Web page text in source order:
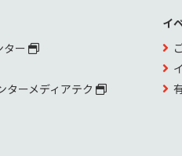
ー
ターメディアテク
イ